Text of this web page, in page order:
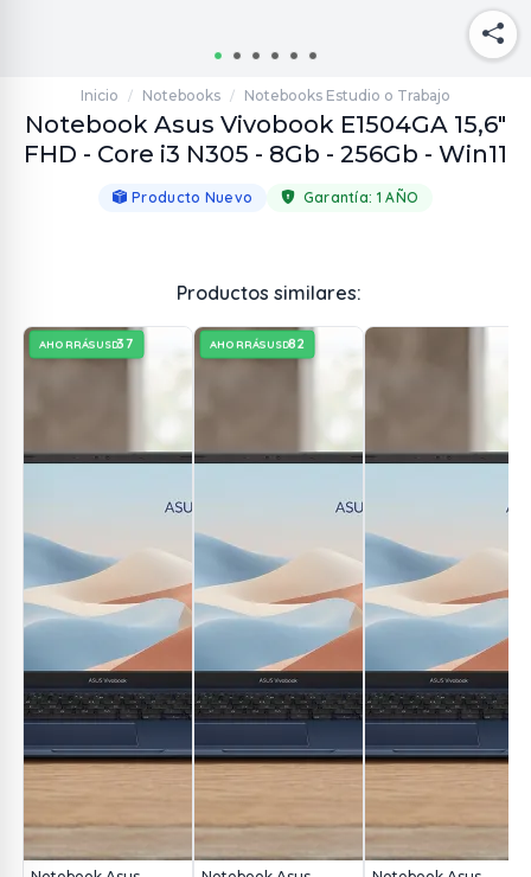
Inicio / Notebooks / Notebooks Estudio o Trabajo
Notebook Asus Vivobook E1504GA 15,6"
FHD - Core i3 N305 - 8Gb - 256Gb - Win11
Producto Nuevo Garantía: 1 AÑO
Productos similares:
AHORRÁSUSD37 AHORRÁSUSD82